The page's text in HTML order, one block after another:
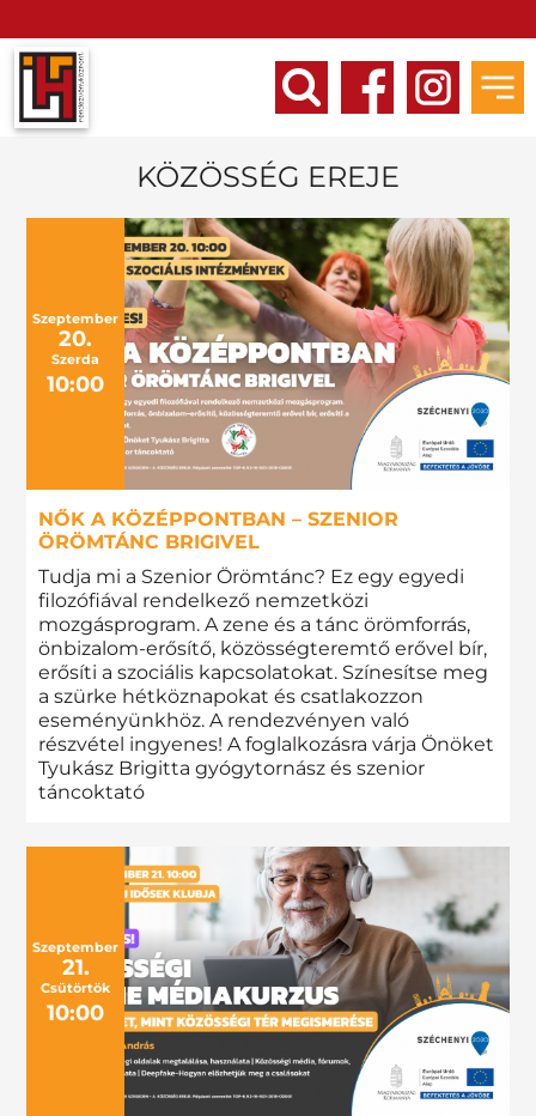
KÖZÖSSÉG EREJE
Szeptember
20.
Szerda
10:00
NŐK A KÖZÉPPONTBAN – SZENIOR
ÖRÖMTÁNC BRIGIVEL
Tudja mi a Szenior Örömtánc? Ez egy egyedi
filozófiával rendelkező nemzetközi
mozgásprogram. A zene és a tánc örömforrás,
önbizalom-erősítő, közösségteremtő erővel bír,
erősíti a szociális kapcsolatokat. Színesítse meg
a szürke hétköznapokat és csatlakozzon
eseményünkhöz. A rendezvényen való
részvétel ingyenes! A foglalkozásra várja Önöket
Tyukász Brigitta gyógytornász és szenior
táncoktató
Szeptember
21.
Csütörtök
10:00